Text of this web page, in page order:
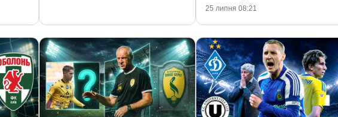
25 липня 08:21